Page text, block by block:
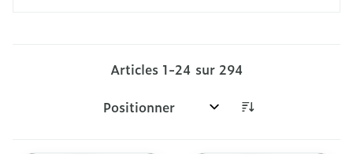
Articles 1-24 sur 294
Trier par: